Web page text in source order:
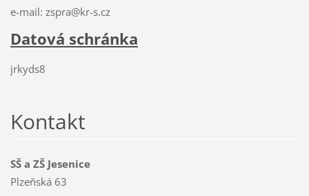
e-mail: zspra@kr-s.cz
Datová schránka
jrkyds8
Kontakt
SŠ a ZŠ Jesenice
Plzeňská 63